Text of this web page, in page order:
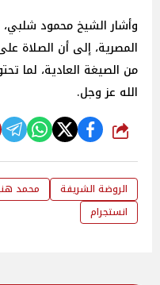
وأشار الشيخ محمود شلبي،
المصرية، إلى أن الصلاة
من الصيغة العادية، لما
الله عز وجل.
شارك
الروضة الشريفة محمد
انستجرام